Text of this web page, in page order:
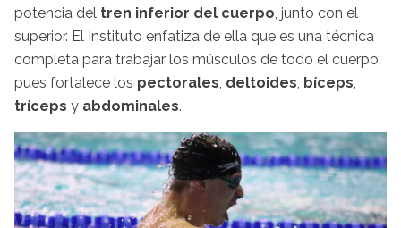
potencia del tren inferior del cuerpo, junto con el
superior. El Instituto enfatiza de ella que es una técnica
completa para trabajar los músculos de todo el cuerpo,
pues fortalece los pectorales, deltoides, bíceps,
tríceps y abdominales.